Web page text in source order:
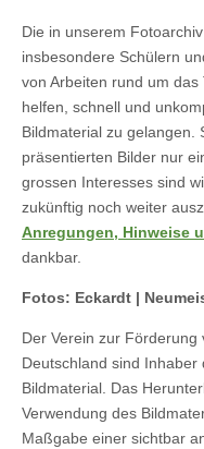
Die in unserem
insbesondere Schülern
von Arbeiten rund um das
helfen, schnell und
Bildmaterial zu gelangen.
präsentierten Bilder nur
grossen Interesses sind
zukünftig noch weiter
Anregungen, Hinweise
dankbar.
Fotos: Eckardt |
Der Verein zur Förderung
Deutschland sind
Bildmaterial. Das
Verwendung des
Maßgabe einer sichtbar